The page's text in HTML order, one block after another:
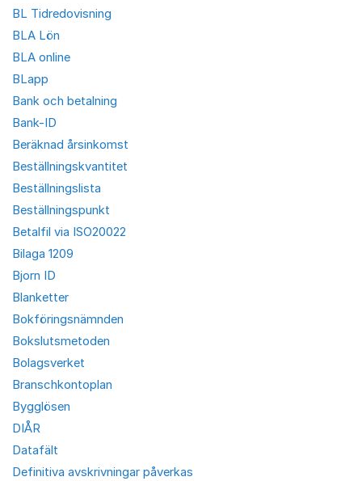
BL Tidredovisning
BLA Lön
BLA online
BLapp
Bank och betalning
Bank-ID
Beräknad årsinkomst
Beställningskvantitet
Beställningslista
Beställningspunkt
Betalfil via ISO20022
Bilaga 1209
Bjorn ID
Blanketter
Bokföringsnämnden
Bokslutsmetoden
Bolagsverket
Branschkontoplan
Bygglösen
DIÅR
Datafält
Definitiva avskrivningar påverkas